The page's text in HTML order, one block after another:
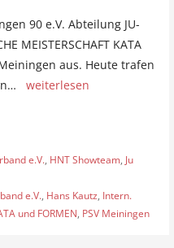
90 e.V. Abteilung JU-
MEISTERSCHAFT KATA
aus. Heute trafen
weiterlesen
e.V., HNT Showteam, Ju
e.V., Hans Kautz, Intern.
und FORMEN, PSV Meiningen